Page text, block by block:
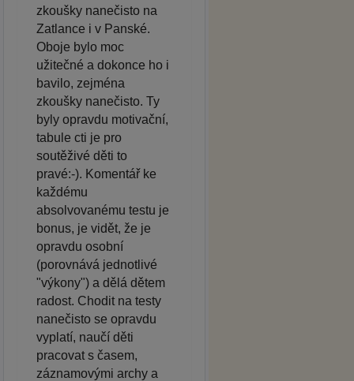
zkoušky nanečisto na
Zatlance i v Panské.
Oboje bylo moc
užitečné a dokonce ho i
bavilo, zejména
zkoušky nanečisto. Ty
byly opravdu motivační,
tabule cti je pro
soutěživé děti to
pravé:-). Komentář ke
každému
absolvovanému testu je
bonus, je vidět, že je
opravdu osobní
(porovnává jednotlivé
"výkony") a dělá dětem
radost. Chodit na testy
nanečisto se opravdu
vyplatí, naučí děti
pracovat s časem,
záznamovými archy a